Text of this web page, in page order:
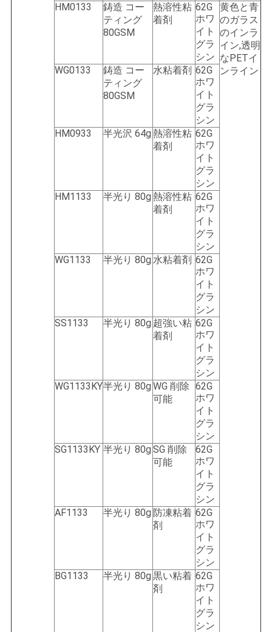
HM0133
鋳造 コー
ティング
80GSM
熱溶性粘
着剤
62G
ホワ
イト
グラ
シン
黄色と青
のガラス
のインラ
イン,透明
なPETイ
ンライン
WG0133
鋳造 コー
ティング
80GSM
水粘着剤 62G
ホワ
イト
グラ
シン
HM0933
半光沢 64g 熱溶性粘
着剤
62G
ホワ
イト
グラ
シン
HM1133
半光り 80g 熱溶性粘
着剤
62G
ホワ
イト
グラ
シン
WG1133
半光り 80g 水粘着剤 62G
ホワ
イト
グラ
シン
SS1133
半光り 80g 超強い粘
着剤
62G
ホワ
イト
グラ
シン
WG1133KY半光り 80g WG 削除
可能
62G
ホワ
イト
グラ
シン
SG1133KY 半光り 80g SG 削除
可能
62G
ホワ
イト
グラ
シン
AF1133
半光り 80g 防凍粘着
剤
62G
ホワ
イト
グラ
シン
BG1133
半光り 80g 黒い粘着
剤
62G
ホワ
イト
グラ
シン